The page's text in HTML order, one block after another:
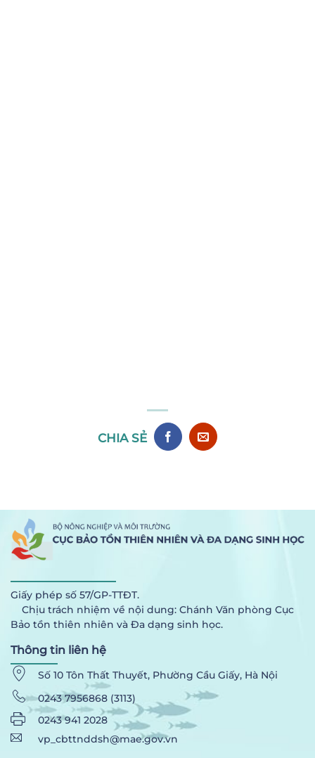
CHIA SẺ
Giấy phép số 57/GP-TTĐT.
Chịu trách nhiệm về nội dung: Chánh Văn phòng Cục
Bảo tồn thiên nhiên và Đa dạng sinh học.
Thông tin liên hệ
Số 10 Tôn Thất Thuyết, Phường Cầu Giấy, Hà Nội
0243 7956868 (3113)
0243 941 2028
vp_cbttnddsh@mae.gov.vn